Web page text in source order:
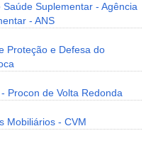
Suplementar - Agência
- ANS
Proteção e Defesa do
Procon de Volta Redonda
Mobiliários - CVM